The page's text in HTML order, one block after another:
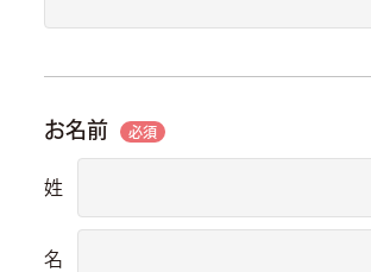
お名前 必須
姓
名